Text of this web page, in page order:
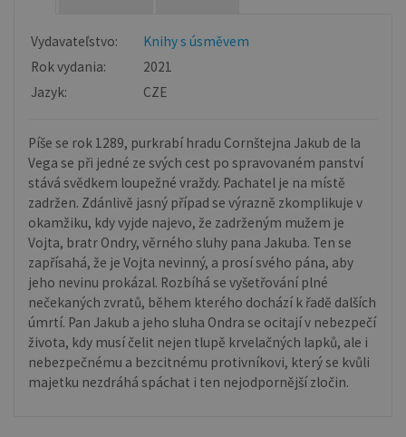
Vydavateľstvo:
Knihy s úsměvem
Rok vydania:
2021
Jazyk:
CZE
Píše se rok 1289, purkrabí hradu Cornštejna Jakub de la
Vega se při jedné ze svých cest po spravovaném panství
stává svědkem loupežné vraždy. Pachatel je na místě
zadržen. Zdánlivě jasný případ se výrazně zkomplikuje v
okamžiku, kdy vyjde najevo, že zadrženým mužem je
Vojta, bratr Ondry, věrného sluhy pana Jakuba. Ten se
zapřísahá, že je Vojta nevinný, a prosí svého pána, aby
jeho nevinu prokázal. Rozbíhá se vyšetřování plné
nečekaných zvratů, během kterého dochází k řadě dalších
úmrtí. Pan Jakub a jeho sluha Ondra se ocitají v nebezpečí
života, kdy musí čelit nejen tlupě krvelačných lapků, ale i
nebezpečnému a bezcitnému protivníkovi, který se kvůli
majetku nezdráhá spáchat i ten nejodpornější zločin.